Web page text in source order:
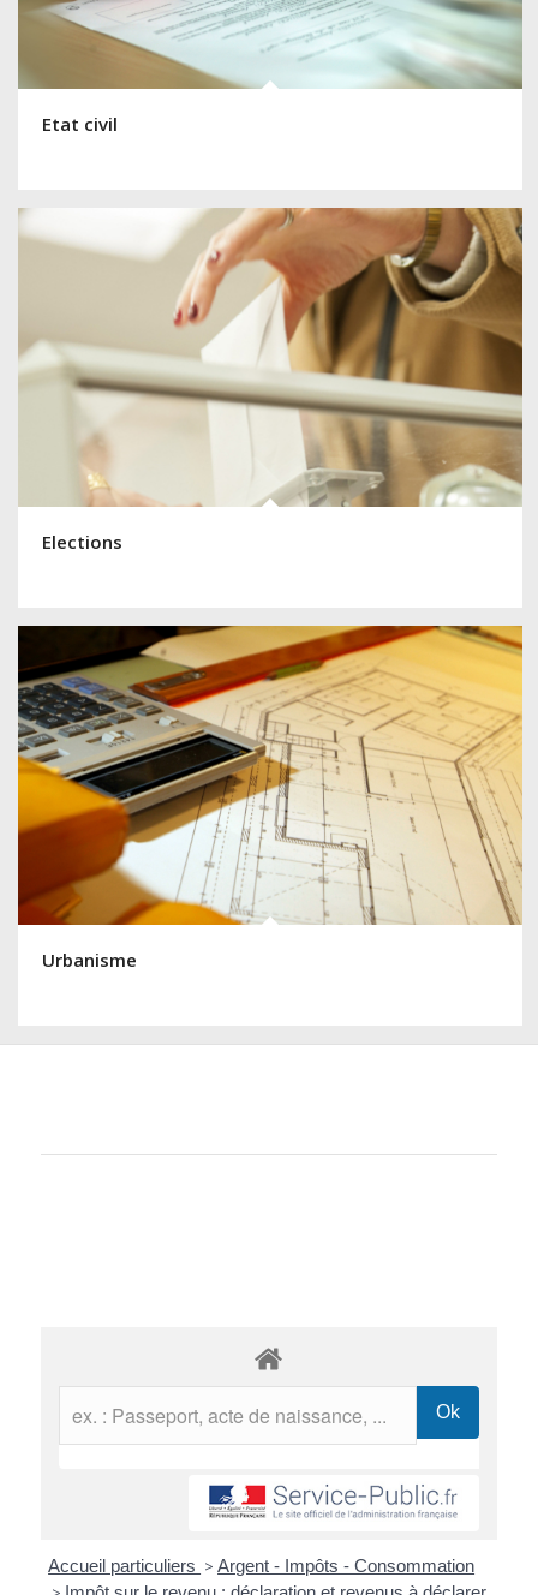
Etat civil
Elections
Urbanisme
Accueil particuliers > Argent - Impôts - Consommation